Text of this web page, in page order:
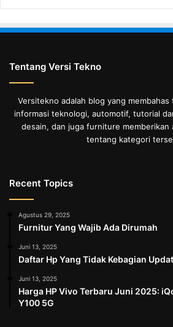
Tentang Versi Tekno
Versitekno adalah blog yang membahas
informasi teknologi, automotif, tutorial
desain, dan juga furniture memberikan
tentang kategori
Recent Topics
Agustus 29, 2025
Furnitur Yang Wajib Ada Dirumah
Juni 13, 2025
Daftar Hp Yang Tidak Kebagian
Juni 13, 2025
Harga HP Vivo Terbaru Juni 2025:
Y100 5G